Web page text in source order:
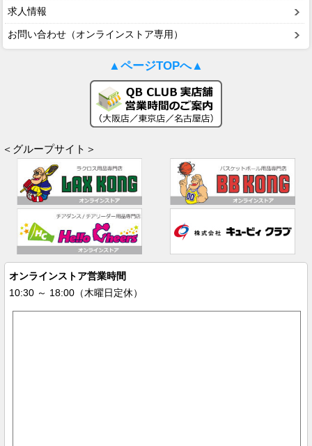
求人情報
お問い合わせ（オンラインストア専用）
▲ページTOPへ▲
＜グループサイト＞
オンラインストア営業時間
10:30 ～ 18:00（木曜日定休）